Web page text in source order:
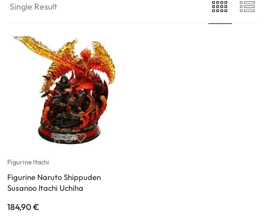
Single Result
Figurine Itachi
Figurine Naruto Shippuden
Susanoo Itachi Uchiha
184,90€